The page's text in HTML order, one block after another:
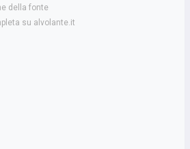
della fonte
su alvolante.it